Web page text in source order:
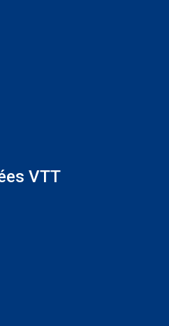
VTT